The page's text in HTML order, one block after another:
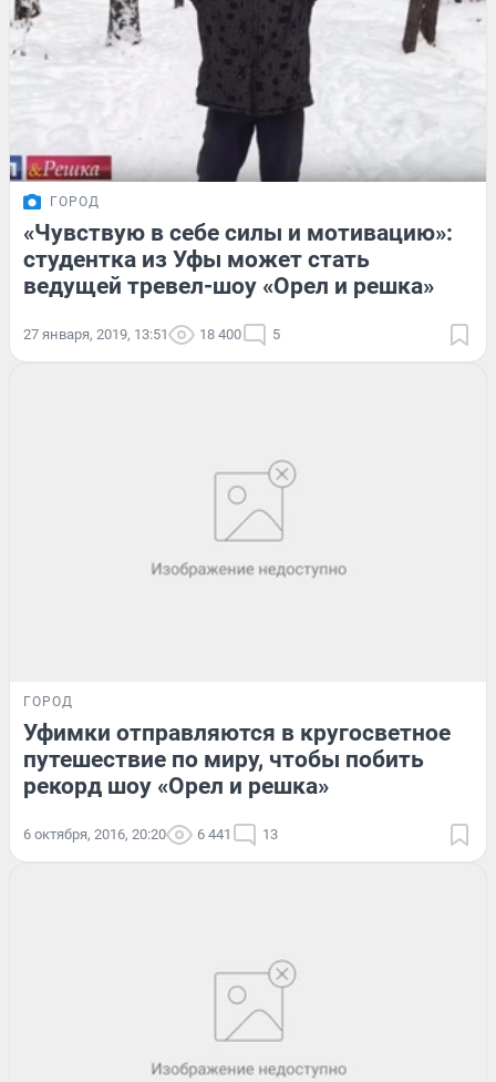
ГОРОД
«Чувствую в себе силы и мотивацию»:
студентка из Уфы может стать
ведущей тревел-шоу «Орел и решка»
27 января, 2019, 13:51 18 400 5
ГОРОД
Уфимки отправляются в кругосветное
путешествие по миру, чтобы побить
рекорд шоу «Орел и решка»
6 октября, 2016, 20:20 6 441 13